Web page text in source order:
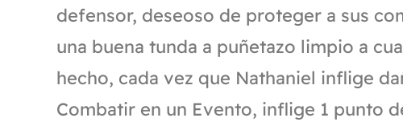
defensor, deseoso de proteger a sus
una buena tunda a puñetazo limpio a
hecho, cada vez que Nathaniel inflige
Combatir en un Evento, inflige 1 punto